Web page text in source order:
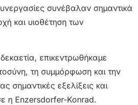
συνέβαλαν σημαντικά
και υιοθέτηση των
επικεντρωθήκαμε
τη συμμόρφωση και την
σημαντικές εξελίξεις και
η Enzersdorfer-Konrad.